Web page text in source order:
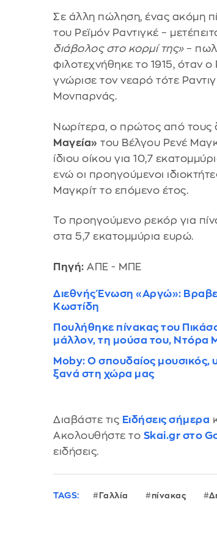
Σε άλλη πώληση, ένας ακόμη
του Ρεϊμόν Ραντιγκέ –
διάβολος στο κορμί της»–
φιλοτεχνήθηκε το 1915, όταν ο
γνώρισε τον νεαρό τότε
Μονπαρνάς.
Νωρίτερα, ο πρώτος από τους
Μαγεία» του Βέλγου Ρενέ
ίδιου οίκου για 10,7
ενώ οι προηγούμενοι
Μαγκρίτ το επόμενο έτος.
Το προηγούμενο ρεκόρ για
στα 5,7 εκατομμύρια ευρώ.
Πηγή: ΑΠΕ - ΜΠΕ
Διεθνής Ένωση «Αργώ»:
Κωστίδη
Πουλήθηκε πίνακας του
μάλλον, τη μούσα του, Ντόρα
Moby: Ο σπουδαίος
ξανά στη χώρα μας
Διαβάστε τις Ειδήσεις σήμερα
Ακολουθήστε το Skai.gr στο
ειδήσεις.
TAGS: Γαλλία πίνακας